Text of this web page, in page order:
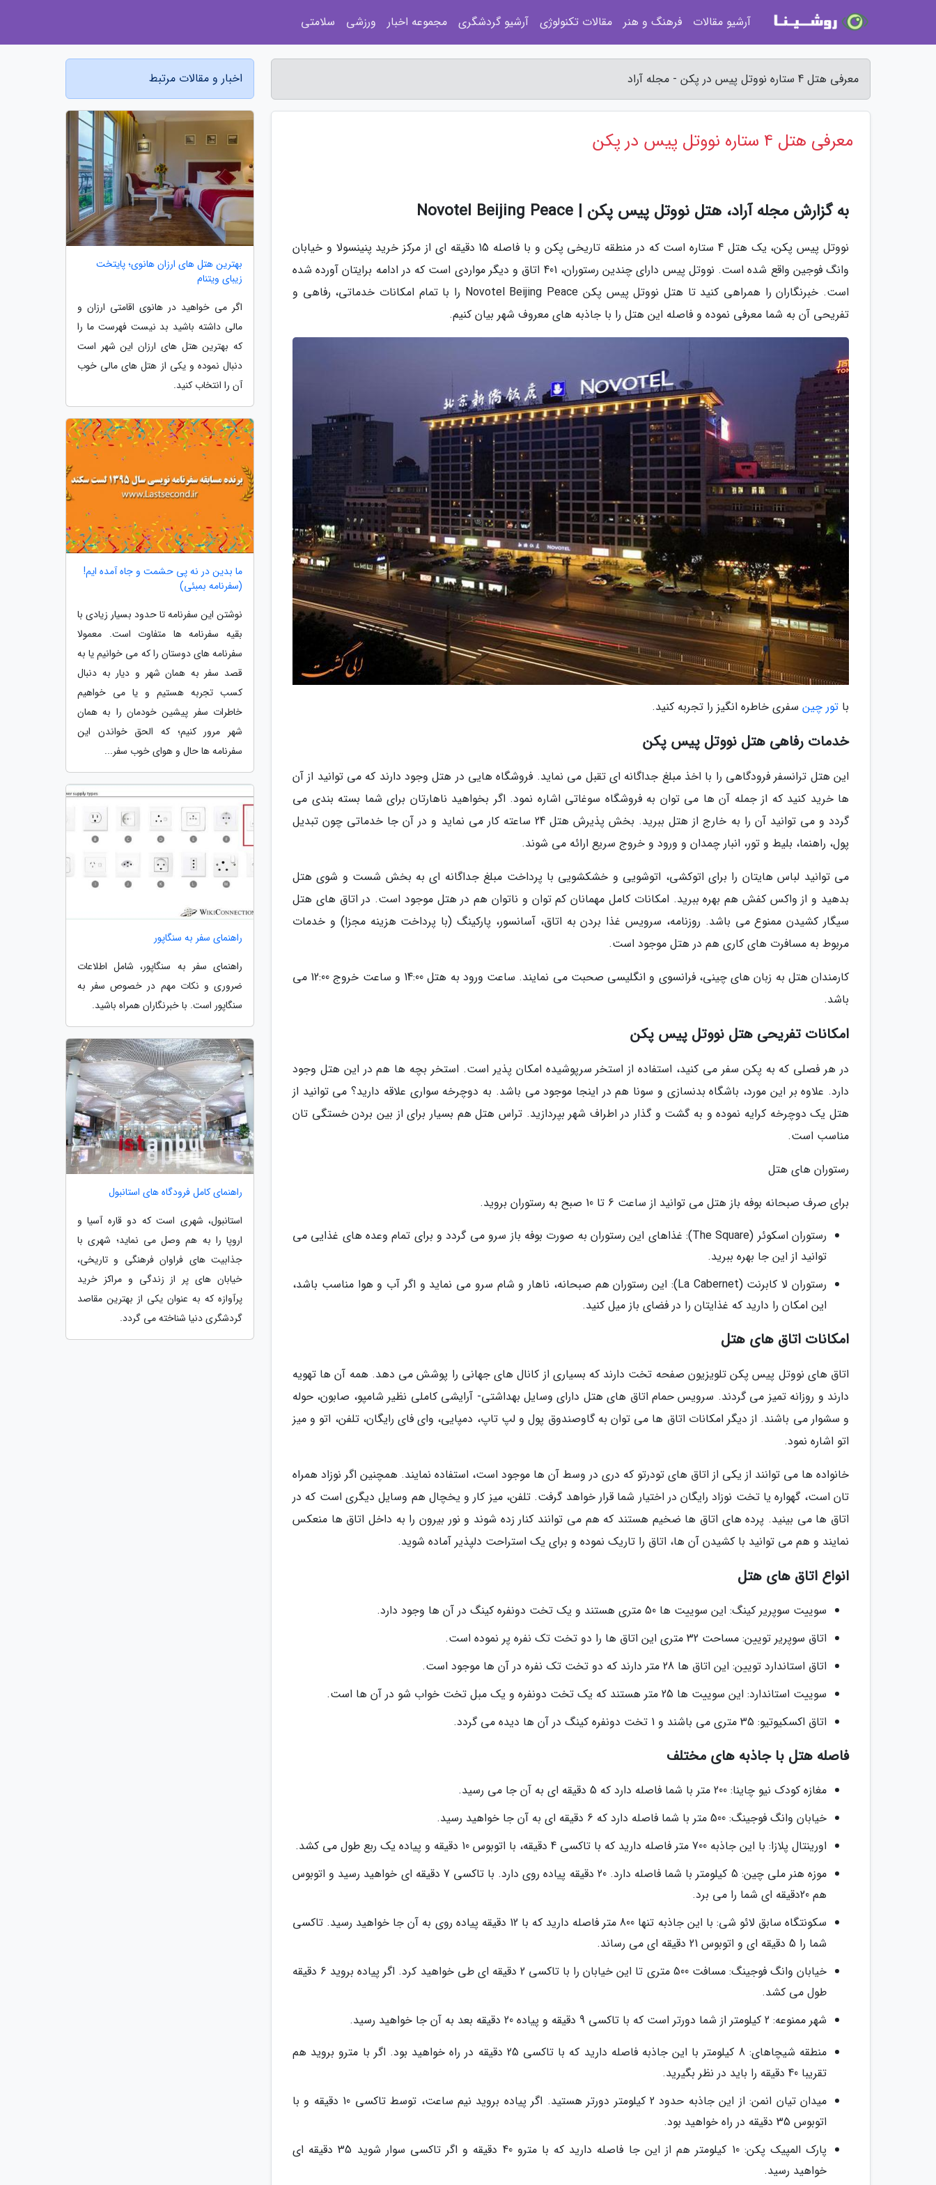
معرفی هتل 4 ستاره نووتل پیس در پکن - مجله آراد
معرفی هتل 4 ستاره نووتل پیس در پکن
به گزارش مجله آراد، هتل نووتل پیس پکن | Novotel Beijing Peace
نووتل پیس پکن، یک هتل 4 ستاره است که در منطقه تاریخی پکن و با فاصله 15 دقیقه ای از مرکز خرید پنینسولا و خیابان
وانگ فوجین واقع شده است. نووتل پیس دارای چندین رستوران، 401 اتاق و دیگر مواردی است که در ادامه برایتان آورده شده
است. خبرنگاران را همراهی کنید تا هتل نووتل پیس پکن Novotel Beijing Peace را با تمام امکانات خدماتی، رفاهی و
تفریحی آن به شما معرفی نموده و فاصله این هتل را با جاذبه های معروف شهر بیان کنیم.
با تور چین سفری خاطره انگیز را تجربه کنید.
خدمات رفاهی هتل نووتل پیس پکن
این هتل ترانسفر فرودگاهی را با اخذ مبلغ جداگانه ای تقبل می نماید. فروشگاه هایی در هتل وجود دارند که می توانید از آن
ها خرید کنید که از جمله آن ها می توان به فروشگاه سوغاتی اشاره نمود. اگر بخواهید ناهارتان برای شما بسته بندی می
گردد و می توانید آن را به خارج از هتل ببرید. بخش پذیرش هتل 24 ساعته کار می نماید و در آن جا خدماتی چون تبدیل
پول، راهنما، بلیط و تور، انبار چمدان و ورود و خروج سریع ارائه می شوند.
می توانید لباس هایتان را برای اتوکشی، اتوشویی و خشکشویی با پرداخت مبلغ جداگانه ای به بخش شست و شوی هتل
بدهید و از واکس کفش هم بهره ببرید. امکانات کامل مهمانان کم توان و ناتوان هم در هتل موجود است. در اتاق های هتل
سیگار کشیدن ممنوع می باشد. روزنامه، سرویس غذا بردن به اتاق، آسانسور، پارکینگ (با پرداخت هزینه مجزا) و خدمات
مربوط به مسافرت های کاری هم در هتل موجود است.
کارمندان هتل به زبان های چینی، فرانسوی و انگلیسی صحبت می نمایند. ساعت ورود به هتل 14:00 و ساعت خروج 12:00 می
باشد.
امکانات تفریحی هتل نووتل پیس پکن
در هر فصلی که به پکن سفر می کنید، استفاده از استخر سرپوشیده امکان پذیر است. استخر بچه ها هم در این هتل وجود
دارد. علاوه بر این مورد، باشگاه بدنسازی و سونا هم در اینجا موجود می باشد. به دوچرخه سواری علاقه دارید؟ می توانید از
هتل یک دوچرخه کرایه نموده و به گشت و گذار در اطراف شهر بپردازید. تراس هتل هم بسیار برای از بین بردن خستگی تان
مناسب است.
رستوران های هتل
برای صرف صبحانه بوفه باز هتل می توانید از ساعت 6 تا 10 صبح به رستوران بروید.
رستوران اسکوئر (The Square): غذاهای این رستوران به صورت بوفه باز سرو می گردد و برای تمام وعده های غذایی می
توانید از این جا بهره ببرید.
رستوران لا کابرنت (La Cabernet): این رستوران هم صبحانه، ناهار و شام سرو می نماید و اگر آب و هوا مناسب باشد،
این امکان را دارید که غذایتان را در فضای باز میل کنید.
امکانات اتاق های هتل
اتاق های نووتل پیس پکن تلویزیون صفحه تخت دارند که بسیاری از کانال های جهانی را پوشش می دهد. همه آن ها تهویه
دارند و روزانه تمیز می گردند. سرویس حمام اتاق های هتل دارای وسایل بهداشتی- آرایشی کاملی نظیر شامپو، صابون، حوله
و سشوار می باشند. از دیگر امکانات اتاق ها می توان به گاوصندوق پول و لپ تاپ، دمپایی، وای فای رایگان، تلفن، اتو و میز
اتو اشاره نمود.
خانواده ها می توانند از یکی از اتاق های تودرتو که دری در وسط آن ها موجود است، استفاده نمایند. همچنین اگر نوزاد همراه
تان است، گهواره یا تخت نوزاد رایگان در اختیار شما قرار خواهد گرفت. تلفن، میز کار و یخچال هم وسایل دیگری است که در
اتاق ها می بینید. پرده های اتاق ها ضخیم هستند که هم می توانند کنار زده شوند و نور بیرون را به داخل اتاق ها منعکس
نمایند و هم می توانید با کشیدن آن ها، اتاق را تاریک نموده و برای یک استراحت دلپذیر آماده شوید.
انواع اتاق های هتل
سوییت سوپریر کینگ: این سوییت ها 50 متری هستند و یک تخت دونفره کینگ در آن ها وجود دارد.
اتاق سوپریر تویین: مساحت 32 متری این اتاق ها را دو تخت تک نفره پر نموده است.
اتاق استاندارد تویین: این اتاق ها 28 متر دارند که دو تخت تک نفره در آن ها موجود است.
سوییت استاندارد: این سوییت ها 25 متر هستند که یک تخت دونفره و یک مبل تخت خواب شو در آن ها است.
اتاق اکسکیوتیو: 35 متری می باشند و 1 تخت دونفره کینگ در آن ها دیده می گردد.
فاصله هتل با جاذبه های مختلف
مغازه کودک نیو چاینا: 200 متر با شما فاصله دارد که 5 دقیقه ای به آن جا می رسید.
خیابان وانگ فوجینگ: 500 متر با شما فاصله دارد که 6 دقیقه ای به آن جا خواهید رسید.
اورینتال پلازا: با این جاذبه 700 متر فاصله دارید که با تاکسی 4 دقیقه، با اتوبوس 10 دقیقه و پیاده یک ربع طول می کشد.
موزه هنر ملی چین: 5 کیلومتر با شما فاصله دارد. 20 دقیقه پیاده روی دارد. با تاکسی 7 دقیقه ای خواهید رسید و اتوبوس
هم 20دقیقه ای شما را می برد.
سکونتگاه سابق لائو شی: با این جاذبه تنها 800 متر فاصله دارید که با 12 دقیقه پیاده روی به آن جا خواهید رسید. تاکسی
شما را 5 دقیقه ای و اتوبوس 21 دقیقه ای می رساند.
خیابان وانگ فوجینگ: مسافت 500 متری تا این خیابان را با تاکسی 2 دقیقه ای طی خواهید کرد. اگر پیاده بروید 6 دقیقه
طول می کشد.
شهر ممنوعه: 2 کیلومتر از شما دورتر است که با تاکسی 9 دقیقه و پیاده 20 دقیقه بعد به آن جا خواهید رسید.
منطقه شیچاهای: 8 کیلومتر با این جاذبه فاصله دارید که با تاکسی 25 دقیقه در راه خواهید بود. اگر با مترو بروید هم
تقریبا 40 دقیقه را باید در نظر بگیرید.
میدان تیان انمن: از این جاذبه حدود 2 کیلومتر دورتر هستید. اگر پیاده بروید نیم ساعت، توسط تاکسی 10 دقیقه و با
اتوبوس 35 دقیقه در راه خواهید بود.
پارک المپیک پکن: 10 کیلومتر هم از این جا فاصله دارید که با مترو 40 دقیقه و اگر تاکسی سوار شوید 35 دقیقه ای
خواهید رسید.
اخبار و مقالات مرتبط
بهترین هتل های ارزان هانوی؛ پایتخت
زیبای ویتنام
اگر می خواهید در هانوی اقامتی ارزان و
مالی داشته باشید بد نیست فهرست ما را
که بهترین هتل های ارزان این شهر است
دنبال نموده و یکی از هتل های مالی خوب
آن را انتخاب کنید.
ما بدین در نه پی حشمت و جاه آمده ایم!
(سفرنامه بمبئی)
نوشتن این سفرنامه تا حدود بسیار زیادی با
بقیه سفرنامه ها متفاوت است. معمولا
سفرنامه های دوستان را که می خوانیم یا به
قصد سفر به همان شهر و دیار به دنبال
کسب تجربه هستیم و یا می خواهیم
خاطرات سفر پیشین خودمان را به همان
شهر مرور کنیم؛ که الحق خواندن این
سفرنامه ها حال و هوای خوب سفر...
راهنمای سفر به سنگاپور
راهنمای سفر به سنگاپور، شامل اطلاعات
ضروری و نکات مهم در خصوص سفر به
سنگاپور است. با خبرنگاران همراه باشید.
راهنمای کامل فرودگاه های استانبول
استانبول، شهری است که دو قاره آسیا و
اروپا را به هم وصل می نماید؛ شهری با
جذابیت های فراوان فرهنگی و تاریخی،
خیابان های پر از زندگی و مراکز خرید
پرآوازه که به عنوان یکی از بهترین مقاصد
گردشگری دنیا شناخته می گردد.
آرشیو مقالات فرهنگ و هنر مقالات تکنولوژی آرشیو گردشگری مجموعه اخبار ورزشی سلامتی